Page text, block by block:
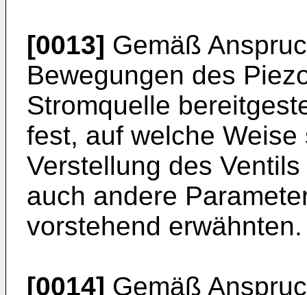
[0013] Gemäß
Bewegungen des
Stromquelle
fest, auf welche
Verstellung des
auch andere
vorstehend erwähnten.
[0014] Gemäß